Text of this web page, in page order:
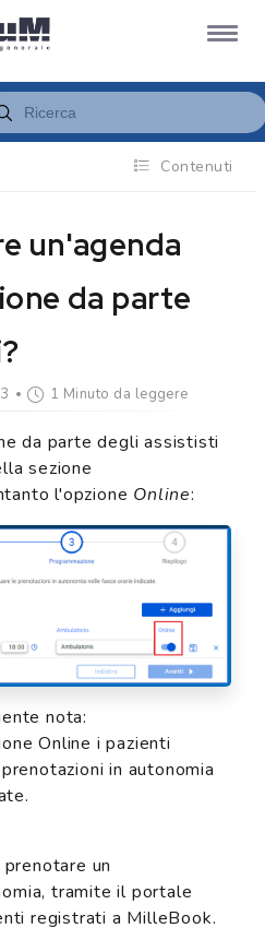
Contenuti
un'agenda
da parte
1 Minuto da leggere
da parte degli assististi
sezione
l'opzione Online:
nota:
Online i pazienti
in autonomia
un
tramite il portale
registrati a MilleBook.